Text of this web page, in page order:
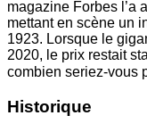
magazine Forbes l’a
mettant en scène un
1923. Lorsque le
2020, le prix restait
combien seriez-vous
Historique